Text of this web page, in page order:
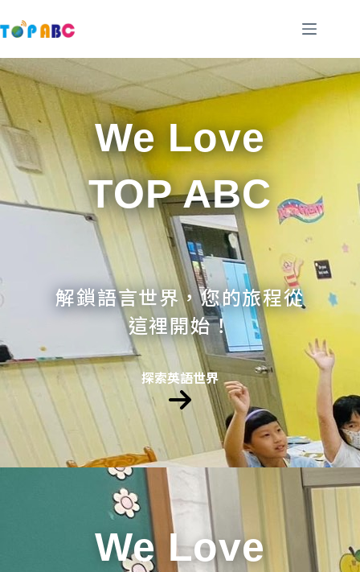
至
要
內
容
We Love
TOP ABC
解鎖語言世界，您的旅程從
這裡開始！
探索英語世界
We Love